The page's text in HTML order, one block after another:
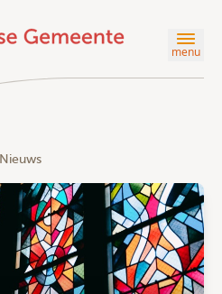
menu
Nieuws